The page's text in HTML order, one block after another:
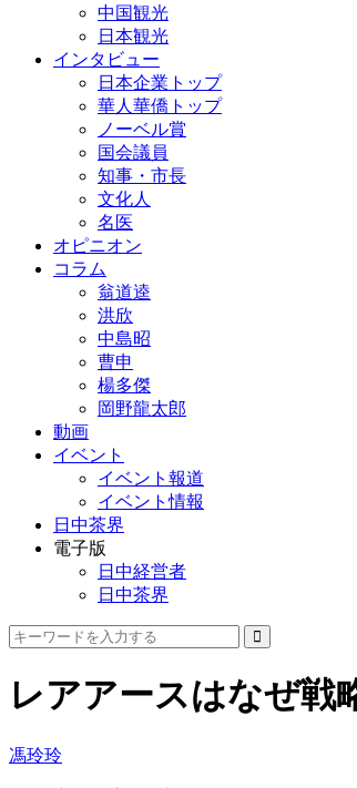
中国観光
日本観光
インタビュー
日本企業トップ
華人華僑トップ
ノーベル賞
国会議員
知事・市長
文化人
名医
オピニオン
コラム
翁道逵
洪欣
中島昭
曹申
楊多傑
岡野龍太郎
動画
イベント
イベント報道
イベント情報
日中茶界
電子版
日中経営者
日中茶界
レアアースはなぜ戦
馮玲玲